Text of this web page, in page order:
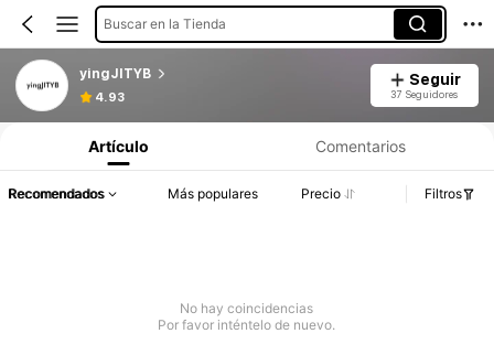
Buscar en la Tienda
yingJITYB
4.93
Seguir
37 Seguidores
Artículo Comentarios
Recomendados Más populares Precio Filtros
No hay coincidencias
Por favor inténtelo de nuevo.